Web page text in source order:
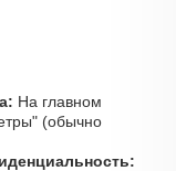
На главном
(обычно